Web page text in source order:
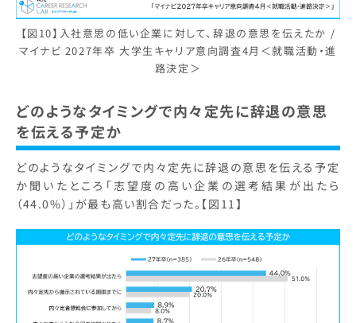
【図10】入社意思の低い企業に対して、辞退の意思を伝えたか /
マイナビ 2027年卒 大学生キャリア意向調査4月＜就職活動・進
路決定＞
どのようなタイミングで内々定先に辞退の意思
を伝える予定か
どのようなタイミングで内々定先に辞退の意思を伝える予定
か聞いたところ「志望度の高い企業の選考結果が出たら
（44.0%）」が最も高い割合だった。【図11】